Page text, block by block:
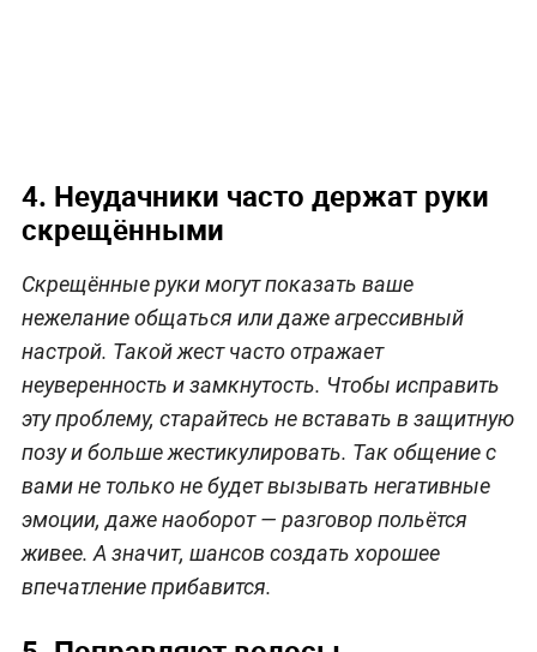
4. Неудачники часто держат руки
скрещёнными
Скрещённые руки могут показать ваше
нежелание общаться или даже агрессивный
настрой. Такой жест часто отражает
неуверенность и замкнутость. Чтобы исправить
эту проблему, старайтесь не вставать в защитную
позу и больше жестикулировать. Так общение с
вами не только не будет вызывать негативные
эмоции, даже наоборот — разговор польётся
живее. А значит, шансов создать хорошее
впечатление прибавится.